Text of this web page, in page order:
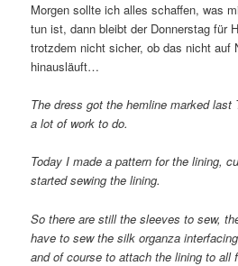
Morgen sollte ich alles schaffen, was
tun ist, dann bleibt der Donnerstag für
trotzdem nicht sicher, ob das nicht auf
hinausläuft…
The dress got the hemline marked
a lot of work to do.
Today I made a pattern for the lining,
started sewing the lining.
So there are still the sleeves to sew,
have to sew the silk organza
and of course to attach the lining to